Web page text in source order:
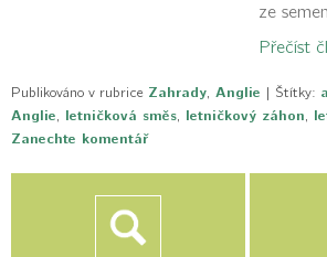
ze
Přečíst
Publikováno v rubrice Zahrady Anglie | Štítky:
Anglie letničková směs letničkový záhon
Zanechte komentář